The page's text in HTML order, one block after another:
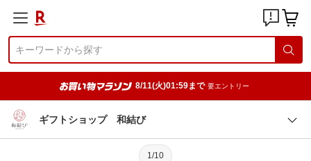
8/11(火)01:59まで 要エントリー
ギフトショップ 和結び
1/10